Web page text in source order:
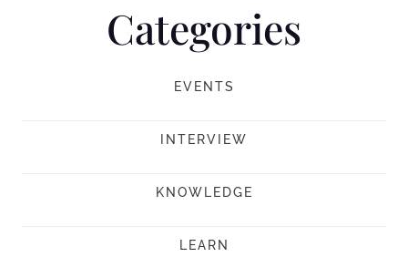
Categories
EVENTS
INTERVIEW
KNOWLEDGE
LEARN